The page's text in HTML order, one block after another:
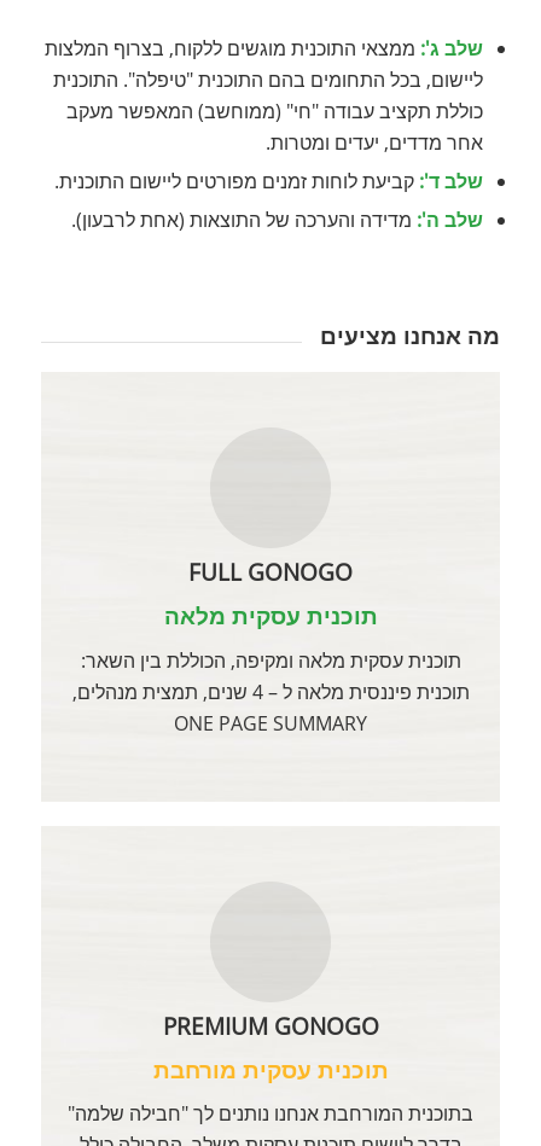
שלב ג': ממצאי התוכנית מוגשים ללקוח, בצרוף המלצות
ליישום, בכל התחומים בהם התוכנית "טיפלה". התוכנית
כוללת תקציב עבודה "חי" (ממוחשב) המאפשר מעקב
אחר מדדים, יעדים ומטרות.
שלב ד': קביעת לוחות זמנים מפורטים ליישום התוכנית.
שלב ה': מדידה והערכה של התוצאות (אחת לרבעון).
מה אנחנו מציעים
FULL GONOGO
תוכנית עסקית מלאה
תוכנית עסקית מלאה ומקיפה, הכוללת בין השאר:
תוכנית פיננסית מלאה ל – 4 שנים, תמצית מנהלים,
ONE PAGE SUMMARY
PREMIUM GONOGO
תוכנית עסקית מורחבת
בתוכנית המורחבת אנחנו נותנים לך "חבילה שלמה"